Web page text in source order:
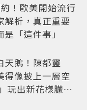
！歐美開始流行
解析，真正重要
「這件事」
天鵝！陳都靈
得像披上一層空
玩出新花樣朦朧